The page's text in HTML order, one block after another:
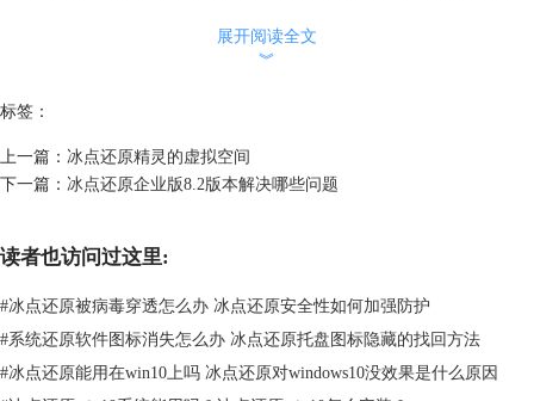
下载冰点企业版更新时，请记住，您需要从您
个软件版本更新许可证钥匙。在每次发布新的许可证钥匙时，将同时更新
展开阅读全文
︾
标签：
上一篇： 冰点还原精灵的虚拟空间
下一篇： 冰点还原企业版8.2版本解决哪些问题
读者也访问过这里:
#冰点还原被病毒穿透怎么办 冰点还原安全性如何加强防护
#系统还原软件图标消失怎么办 冰点还原托盘图标隐藏的找回方法
#冰点还原能用在win10上吗 冰点还原对windows10没效果是什么原因